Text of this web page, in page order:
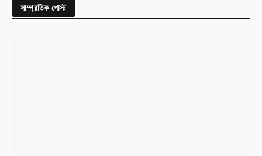
সাম্প্রতিক পোস্ট